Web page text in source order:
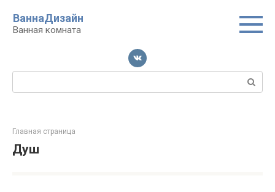
контенту
ВаннаДизайн
Ванная комната
Поиск:
Главная страница
Душ